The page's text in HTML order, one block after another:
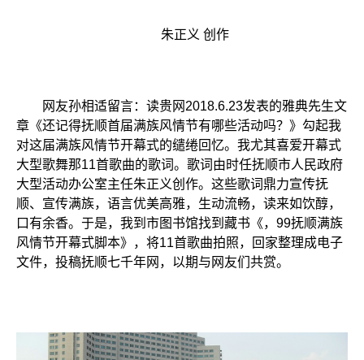
朱正义 创作
网友孙相适留言：读贵网2018.6.23发表的雅典先生文
章《还记得抚顺首届满族风情节有哪些活动吗？》勾起我
对这届满族风情节开幕式的缱绻回忆。我尤其喜爱开幕式
大型歌舞那11首歌曲的歌词。歌词由时任抚顺市人民政府
大型活动办公室主任朱正义创作。这些歌词鼎力宣传抚
顺、宣传满族，语言优美高雅，生动流畅，读来如饮醇，
口有余香。于是，我到市图书馆找到藏书《，99抚顺满族
风情节开幕式脚本》，将11首歌曲拍照，回家整理成电子
文件，投稿抚顺七千年网，以期与网友们共赏。